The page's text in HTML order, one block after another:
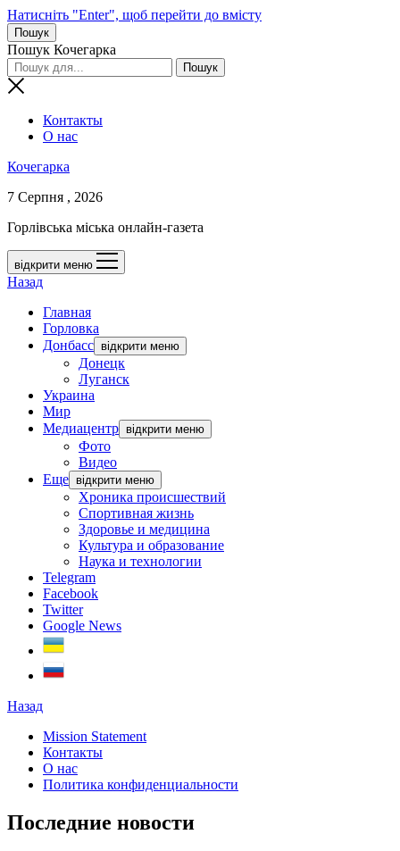
Натисніть "Enter", щоб перейти до вмісту
Пошук
Пошук Кочегарка
Контакты
О нас
Кочегарка
7 Серпня , 2026
Горлівська міська онлайн-газета
відкрити меню
Назад
Главная
Горловка
Донбасс відкрити меню
Донецк
Луганск
Украина
Мир
Медиацентр відкрити меню
Фото
Видео
Еще відкрити меню
Хроника происшествий
Спортивная жизнь
Здоровье и медицина
Культура и образование
Наука и технологии
Telegram
Facebook
Twitter
Google News
Назад
Mission Statement
Контакты
О нас
Политика конфиденциальности
Последние новости